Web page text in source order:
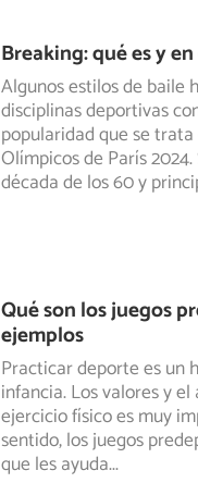
Breaking: qué es y
Algunos estilos de baile
disciplinas deportivas
popularidadque se
Olímpicos de París
década de los 60 y
Qué son los juegos
ejemplos
Practicar deporte es un
infancia. Los valores y
ejercicio físico es muy
sentido, los juegos
que les ayuda...